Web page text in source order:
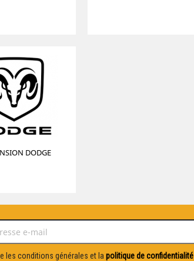
DODGE
les conditions générales et la politique de confidentialité